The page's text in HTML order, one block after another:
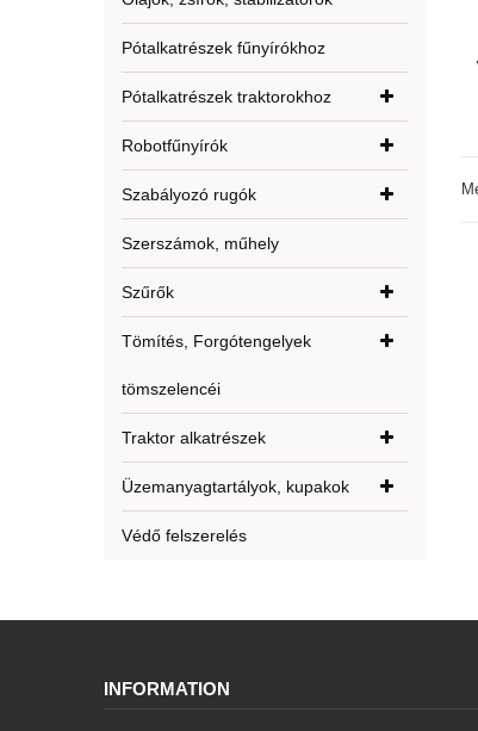
Pótalkatrészek fűnyírókhoz
Pótalkatrészek traktorokhoz
Robotfűnyírók
Szabályozó rugók
Szerszámok, műhely
Szűrők
Tömítés, Forgótengelyek
tömszelencéi
Traktor alkatrészek
Üzemanyagtartályok, kupakok
Védő felszerelés
INFORMATION